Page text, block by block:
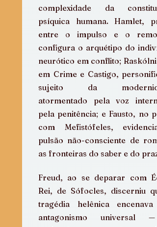
complexidade da
psíquica humana. Hamlet,
entre o impulso e o
configura o arquétipo do
neurótico em conflito;
em Crime e Castigo,
sujeito da
atormentado pela voz
pela penitência; e Fausto, no
com Mefistófeles,
pulsão não-consciente de
as fronteiras do saber e do
Freud, ao se deparar com
Rei, de Sófocles, discerniu
tragédia helênica encenava
antagonismo universal